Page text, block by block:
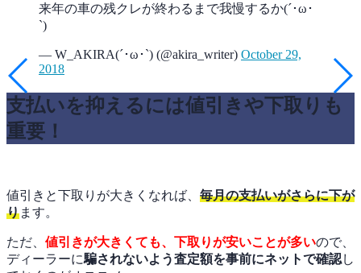
来年の車の残クレが終わるまで我慢するか(´･ω･
`)ゞ
— W_AKIRA(´･ω･`) (@akira_writer) October 29,
2018
支払いを抑えるには値引きや下取りも
重要！
値引きと下取りが大きくなれば、 毎月の支払いがさらに下が
ります。
ただ、 値引きが大きくても、下取りが安いことが多いので、
ディーラーに騙されないよう査定額を事前にネットで確認し